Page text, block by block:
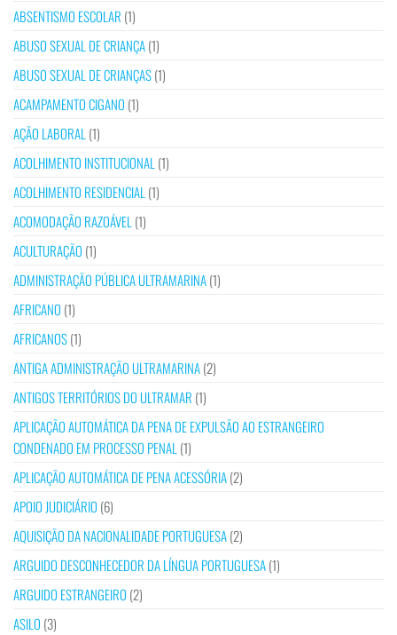
ABSENTISMO ESCOLAR (1)
ABUSO SEXUAL DE CRIANÇA(1)
ABUSO SEXUAL DE CRIANÇAS(1)
ACAMPAMENTO CIGANO (1)
AÇÃO LABORAL (1)
ACOLHIMENTO INSTITUCIONAL (1)
ACOLHIMENTO RESIDENCIAL (1)
ACOMODAÇÃO RAZOÁVEL (1)
ACULTURAÇÃO (1)
ADMINISTRAÇÃO PÚBLICA ULTRAMARINA(1)
AFRICANO (1)
AFRICANOS(1)
ANTIGA ADMINISTRAÇÃO ULTRAMARINA(2)
ANTIGOS TERRITÓRIOS DO ULTRAMAR (1)
APLICAÇÃO AUTOMÁTICA DA PENA DE EXPULSÃO AO ESTRANGEIRO
CONDENADO EM PROCESSO PENAL (1)
APLICAÇÃO AUTOMÁTICA DE PENA ACESSÓRIA(2)
APOIO JUDICIÁRIO (6)
AQUISIÇÃO DA NACIONALIDADE PORTUGUESA(2)
ARGUIDO DESCONHECEDOR DA LÍNGUA PORTUGUESA(1)
ARGUIDO ESTRANGEIRO (2)
ASILO (3)